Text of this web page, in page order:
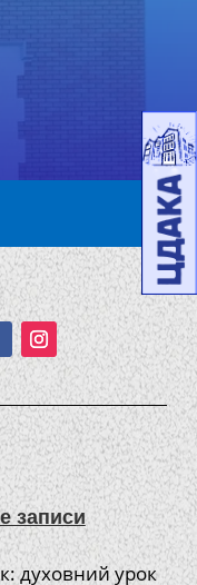
записи
духовний урок